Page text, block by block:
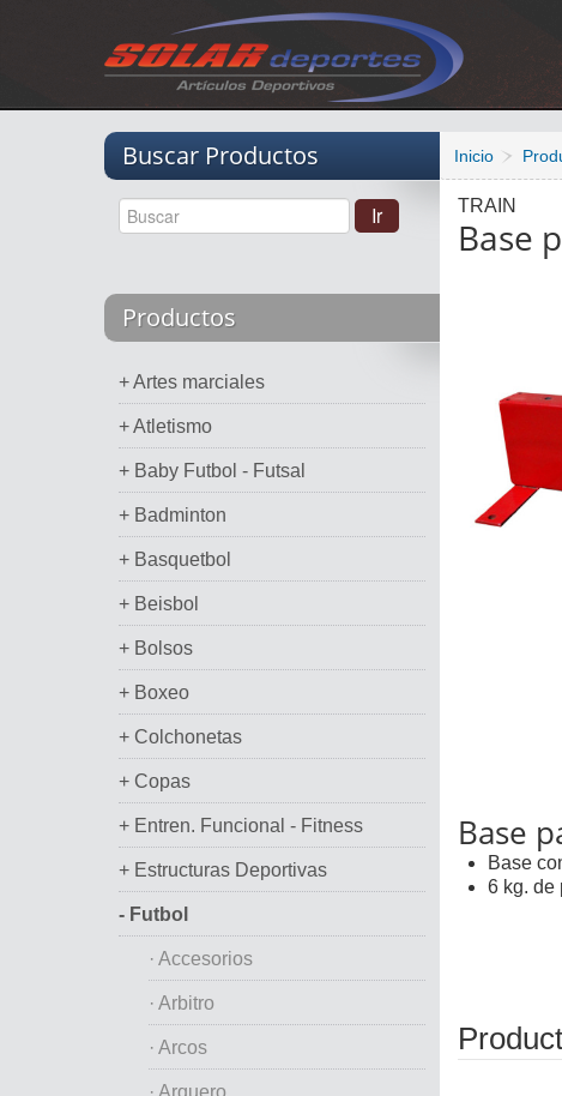
Buscar Productos
Productos
+ Artes marciales
+ Atletismo
+ Baby Futbol - Futsal
+ Badminton
+ Basquetbol
+ Beisbol
+ Bolsos
+ Boxeo
+ Colchonetas
+ Copas
+ Entren. Funcional - Fitness
+ Estructuras Deportivas
- Futbol
· Accesorios
· Arbitro
· Arcos
· Arquero
Inicio
TRAIN
Base
Base
Base
6 kg. de